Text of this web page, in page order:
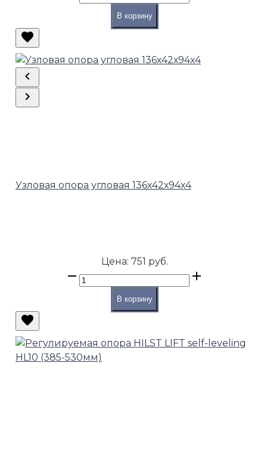
В корзину
Узловая опора угловая 136х42х94х4
Цена: 751 руб.
В корзину